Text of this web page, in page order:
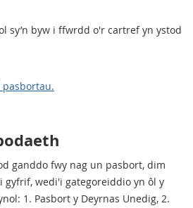
sy’n byw i ffwrdd o'r cartref yn ystod
ganddo fwy nag un pasbort, dim
gyfrif, wedi'i gategoreiddio yn ôl y
1. Pasbort y Deyrnas Unedig, 2.